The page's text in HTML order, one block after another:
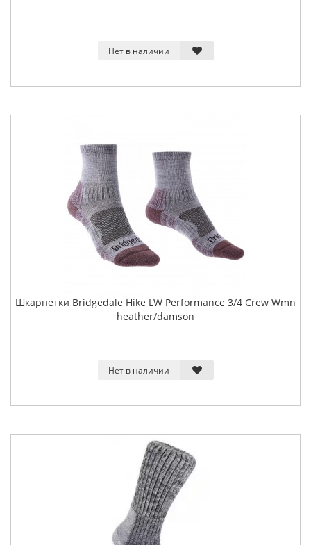
Нет в наличии
Шкарпетки Bridgedale Hike LW Performance 3/4 Crew Wmn
heather/damson
Нет в наличии